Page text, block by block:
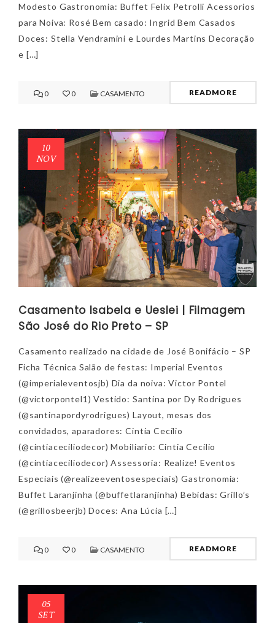
Modesto Gastronomia: Buffet Felix Petrolli Acessorios
para Noiva: Rosé Bem casado: Ingrid Bem Casados
Doces: Stella Vendramini e Lourdes Martins Decoração
e […]
0 0 CASAMENTO READMORE
10
NOV
Casamento Isabela e Ueslei | Filmagem
São José do Rio Preto – SP
Casamento realizado na cidade de José Bonifácio – SP
Ficha Técnica Salão de festas: Imperial Eventos
(@imperialeventosjb) Dia da noiva: Victor Pontel
(@victorpontel1) Vestido: Santina por Dy Rodrigues
(@santinapordyrodrigues) Layout, mesas dos
convidados, aparadores: Cintia Cecílio
(@cintiaceciliodecor) Mobiliario: Cintia Cecílio
(@cintiaceciliodecor) Assessoria: Realize! Eventos
Especiais (@realizeeventosespeciais) Gastronomia:
Buffet Laranjinha (@buffetlaranjinha) Bebidas: Grillo’s
(@grillosbeerjb) Doces: Ana Lúcia […]
0 0 CASAMENTO READMORE
05
SET
NEWSLETTER
mel
y updates
fro
m